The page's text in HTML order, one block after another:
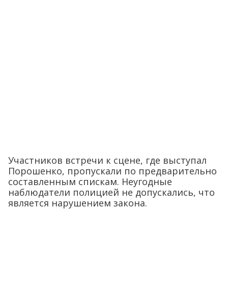
Участников встречи к сцене, где выступал
Порошенко, пропускали по предварительно
составленным спискам. Неугодные
наблюдатели полицией не допускались, что
является нарушением закона.